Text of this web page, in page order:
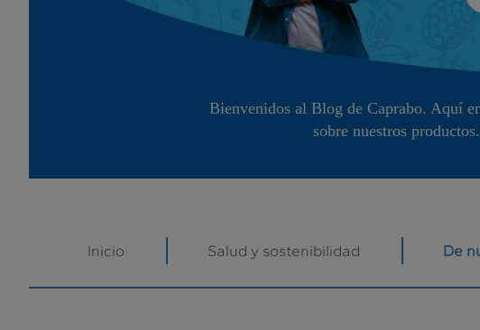
Bienvenidos al Blog de Caprabo. Aquí
sobre nuestros
Inicio Salud y sostenibilidad De